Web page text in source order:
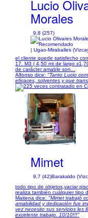
Lucio
Morales
9,8 (257)
| Ugao-Miraballes
el cliente quede satisfecho
17. M3 ( 4,50 mt de largo
de carácter amable son...
Alfonso dice: "Tanto Lucio
eficaces, solventes y que
1/4
Mimet
9,7 (42)Barakaldo
todo tipo de objetos,vaciar
realiza también cuálquier tipo
Maitena dice: "Mimet trabajó
amabilidad y dedicación fue
vez necesito sus servicios les
excelente trabajo. 10/10!!!"